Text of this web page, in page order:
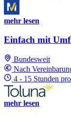
mehr lesen
Einfach mit
Bundesweit
Nach
4 - 15 Stunden
mehr lesen